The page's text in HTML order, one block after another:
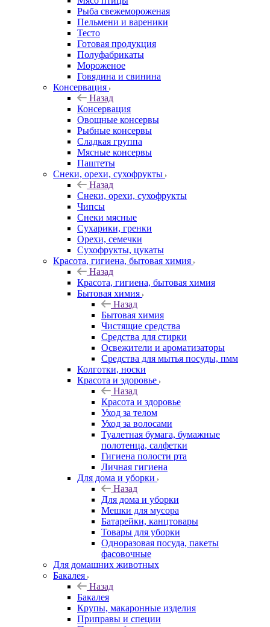
Рыба свежемороженая
Пельмени и вареники
Тесто
Готовая продукция
Полуфабрикаты
Мороженое
Говядина и свинина
Консервация
Назад
Консервация
Овощные консервы
Рыбные консервы
Сладкая группа
Мясные консервы
Паштеты
Снеки, орехи, сухофрукты
Назад
Снеки, орехи, сухофрукты
Чипсы
Снеки мясные
Сухарики, гренки
Орехи, семечки
Сухофрукты, цукаты
Красота, гигиена, бытовая химия
Назад
Красота, гигиена, бытовая химия
Бытовая химия
Назад
Бытовая химия
Чистящие средства
Средства для стирки
Освежители и ароматизаторы
Средства для мытья посуды, пмм
Колготки, носки
Красота и здоровье
Назад
Красота и здоровье
Уход за телом
Уход за волосами
Туалетная бумага, бумажные
полотенца, салфетки
Гигиена полости рта
Личная гигиена
Для дома и уборки
Назад
Для дома и уборки
Мешки для мусора
Батарейки, канцтовары
Товары для уборки
Одноразовая посуда, пакеты
фасовочные
Для домашних животных
Бакалея
Назад
Бакалея
Крупы, макаронные изделия
Приправы и специи